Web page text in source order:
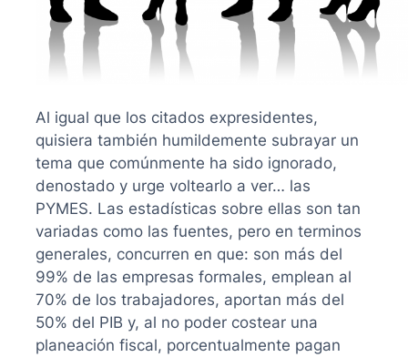
Al igual que los citados expresidentes,
quisiera también humildemente subrayar un
tema que comúnmente ha sido ignorado,
denostado y urge voltearlo a ver… las
PYMES. Las estadísticas sobre ellas son tan
variadas como las fuentes, pero en terminos
generales, concurren en que: son más del
99% de las empresas formales, emplean al
70% de los trabajadores, aportan más del
50% del PIB y, al no poder costear una
planeación fiscal, porcentualmente pagan